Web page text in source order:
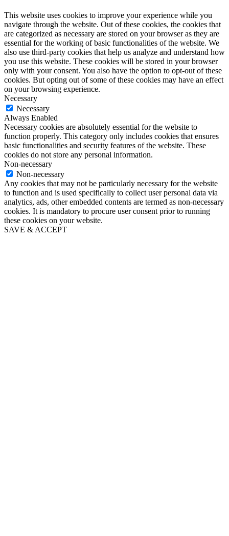
This website uses cookies to improve your experience while you
navigate through the website. Out of these cookies, the cookies that
are categorized as necessary are stored on your browser as they are
essential for the working of basic functionalities of the website. We
also use third-party cookies that help us analyze and understand how
you use this website. These cookies will be stored in your browser
only with your consent. You also have the option to opt-out of these
cookies. But opting out of some of these cookies may have an effect
on your browsing experience.
Necessary
Necessary
Always Enabled
Necessary cookies are absolutely essential for the website to
function properly. This category only includes cookies that ensures
basic functionalities and security features of the website. These
cookies do not store any personal information.
Non-necessary
Non-necessary
Any cookies that may not be particularly necessary for the website
to function and is used specifically to collect user personal data via
analytics, ads, other embedded contents are termed as non-necessary
cookies. It is mandatory to procure user consent prior to running
these cookies on your website.
SAVE & ACCEPT